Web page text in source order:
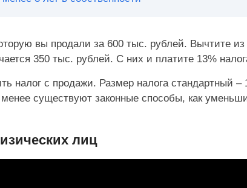
вы продали за 600 тыс. рублей. Вычтите из
350 тыс. рублей. С них и платите 13%
налог с продажи. Размер налога стандартный –
существуют законные способы, как
лиц